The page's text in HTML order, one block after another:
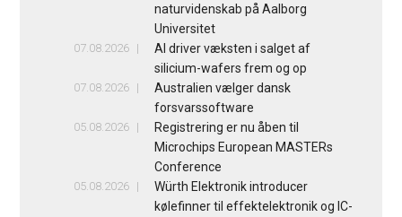
naturvidenskab på Aalborg
Universitet
07.08.2026
AI driver væksten i salget af
silicium-wafers frem og op
07.08.2026
Australien vælger dansk
forsvarssoftware
05.08.2026
Registrering er nu åben til
Microchips European MASTERs
Conference
05.08.2026
Würth Elektronik introducer
kølefinner til effektelektronik og IC-